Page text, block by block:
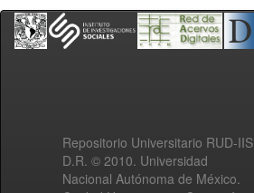
Repositorio Universitario RUD-IIS
D.R. © 2010. Universidad
Nacional Autónoma de México.